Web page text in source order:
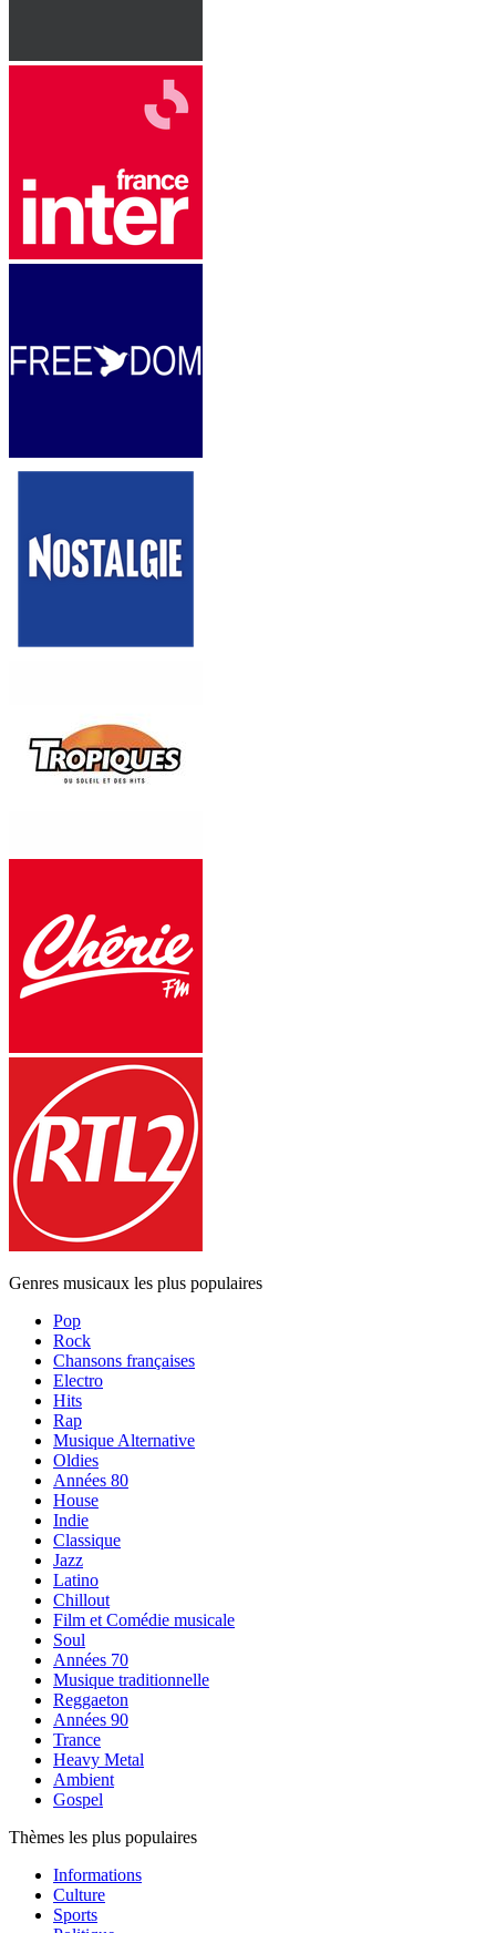
Genres musicaux les plus populaires
Pop
Rock
Chansons françaises
Electro
Hits
Rap
Musique Alternative
Oldies
Années 80
House
Indie
Classique
Jazz
Latino
Chillout
Film et Comédie musicale
Soul
Années 70
Musique traditionnelle
Reggaeton
Années 90
Trance
Heavy Metal
Ambient
Gospel
Thèmes les plus populaires
Informations
Culture
Sports